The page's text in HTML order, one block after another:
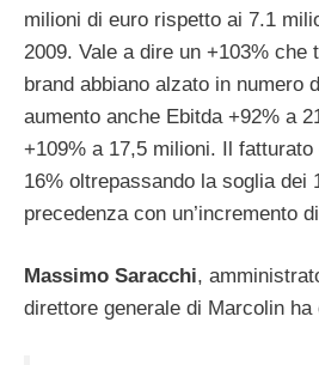
milioni di euro rispetto ai 7.1
2009. Vale a dire un +103% che
brand abbiano alzato in numero
aumento anche Ebitda +92% a
+109% a 17,5 milioni. Il fatturato
16% oltrepassando la soglia dei
precedenza con un’incremento
Massimo Saracchi,
direttore generale di Marcolin ha